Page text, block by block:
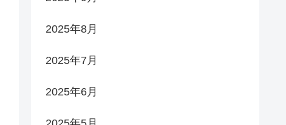
2025年8月
2025年7月
2025年6月